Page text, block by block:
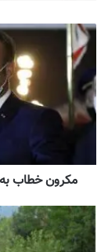
مکرون خطاب به